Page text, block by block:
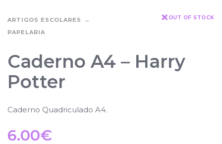
ARTIGOS ESCOLARES
PAPELARIA
OUT OF STOCK
Caderno A4 – Harry
Potter
Caderno Quadriculado A4.
6.00€